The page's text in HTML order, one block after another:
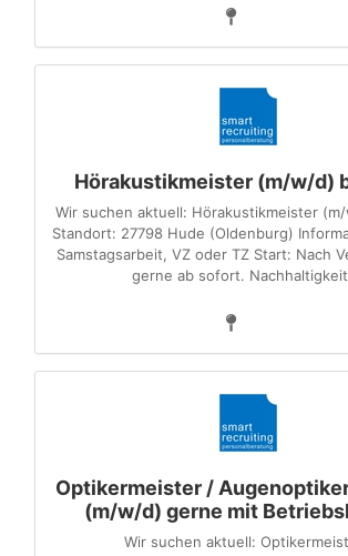
Hörakustikmeister (m/w/d)
Wir suchen aktuell: Hörakustikmeister
Standort: 27798 Hude (Oldenburg)
Samstagsarbeit, VZ oder TZ Start: Nach
gerne ab sofort.
Optikermeister /
(m/w/d) gerne mit
Wir suchen aktuell: